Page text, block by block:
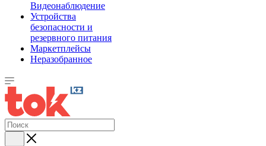
Видеонаблюдение
Устройства
безопасности и
резервного питания
Маркетплейсы
Неразобранное